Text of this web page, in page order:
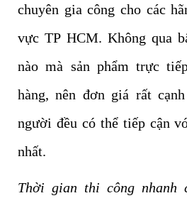
chuyên gia công cho các
vực TP HCM. Không qua
nào mà sản phẩm trực
hàng, nên đơn giá rất
người đều có thể tiếp cận
nhất.
Thời gian thi công nhanh